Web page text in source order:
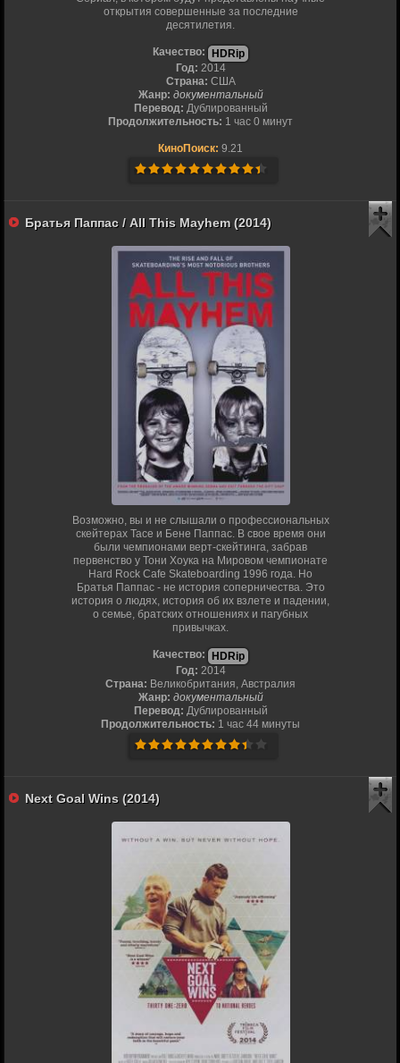
открытия совершенные за последние
десятилетия.
Качество:
HDRip
Год: 2014
Страна: США
Жанр: документальный
Перевод: Дублированный
Продолжительность: 1 час 0 минут
КиноПоиск: 9.21
Братья Паппас / All This Mayhem (2014)
Возможно, вы и не слышали о профессиональных
скейтерах Тасе и Бене Паппас. В свое время они
были чемпионами верт-скейтинга, забрав
первенство у Тони Хоука на Мировом чемпионате
Hard Rock Cafe Skateboarding 1996 года. Но
Братья Паппас - не история соперничества. Это
история о людях, история об их взлете и падении,
о семье, братских отношениях и пагубных
привычках.
Качество:
HDRip
Год: 2014
Страна: Великобритания, Австралия
Жанр: документальный
Перевод: Дублированный
Продолжительность: 1 час 44 минуты
Next Goal Wins (2014)